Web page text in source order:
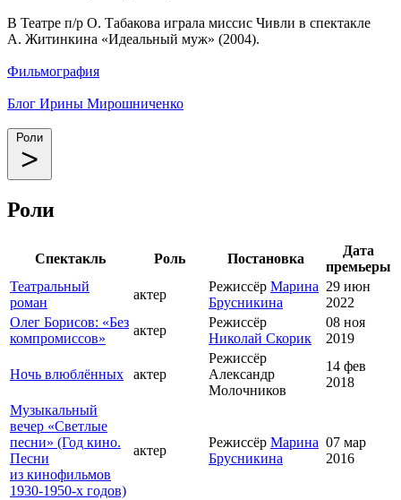
В Театре п/р О. Табакова играла миссис Чивли в спектакле
А. Житинкина «Идеальный муж» (2004).
Фильмография
Блог Ирины Мирошниченко
Роли
Роли
Спектакль Роль Постановка
Дата
премьеры
Театральный
роман
актер
Режиссёр Марина
Брусникина
29 июн
2022
Олег Борисов: «Без
компромиссов»
актер
Режиссёр
Николай Скорик
08 ноя
2019
Ночь влюблённых актер
Режиссёр
Александр
Молочников
14 фев
2018
Музыкальный
вечер «Светлые
песни» (Год кино.
Песни
из кинофильмов
1930-1950-х годов)
актер
Режиссёр Марина
Брусникина
07 мар
2016